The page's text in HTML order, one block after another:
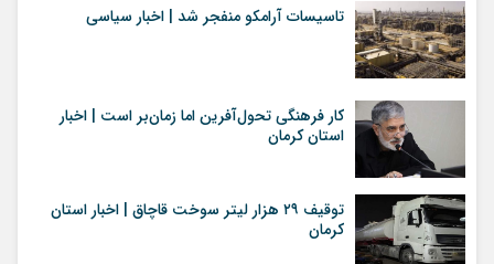
تاسیسات آرامکو منفجر شد | اخبار سیاسی
کار فرهنگی تحول‌آفرین اما زمان‌بر است | اخبار
استان کرمان
توقيف ۲۹ هزار ليتر سوخت قاچاق | اخبار استان
کرمان